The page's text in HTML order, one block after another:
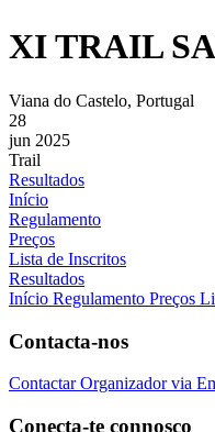
XI TRAIL
Viana do Castelo, Portugal
28
jun 2025
Trail
Resultados
Início
Regulamento
Preços
Lista de Inscritos
Resultados
Início Regulamento Preços
Contacta-nos
Contactar Organizador via
Conecta-te connosco